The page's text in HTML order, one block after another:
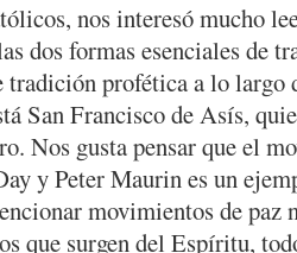
nos interesó mucho
dos formas esenciales de
tradición profética a lo largo
San Francisco de Asís,
Nos gusta pensar que el
y Peter Maurin es un
movimientos de paz
que surgen del Espíritu,